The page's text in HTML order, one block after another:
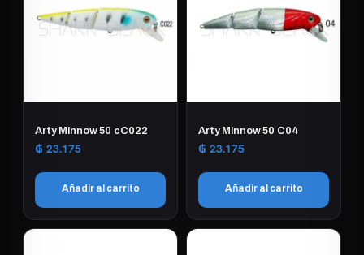
Arty Minnow 50 cC022
₲ 23.175
Añadir al carrito
Arty Minnow 50 C04
₲ 23.175
Añadir al carrito